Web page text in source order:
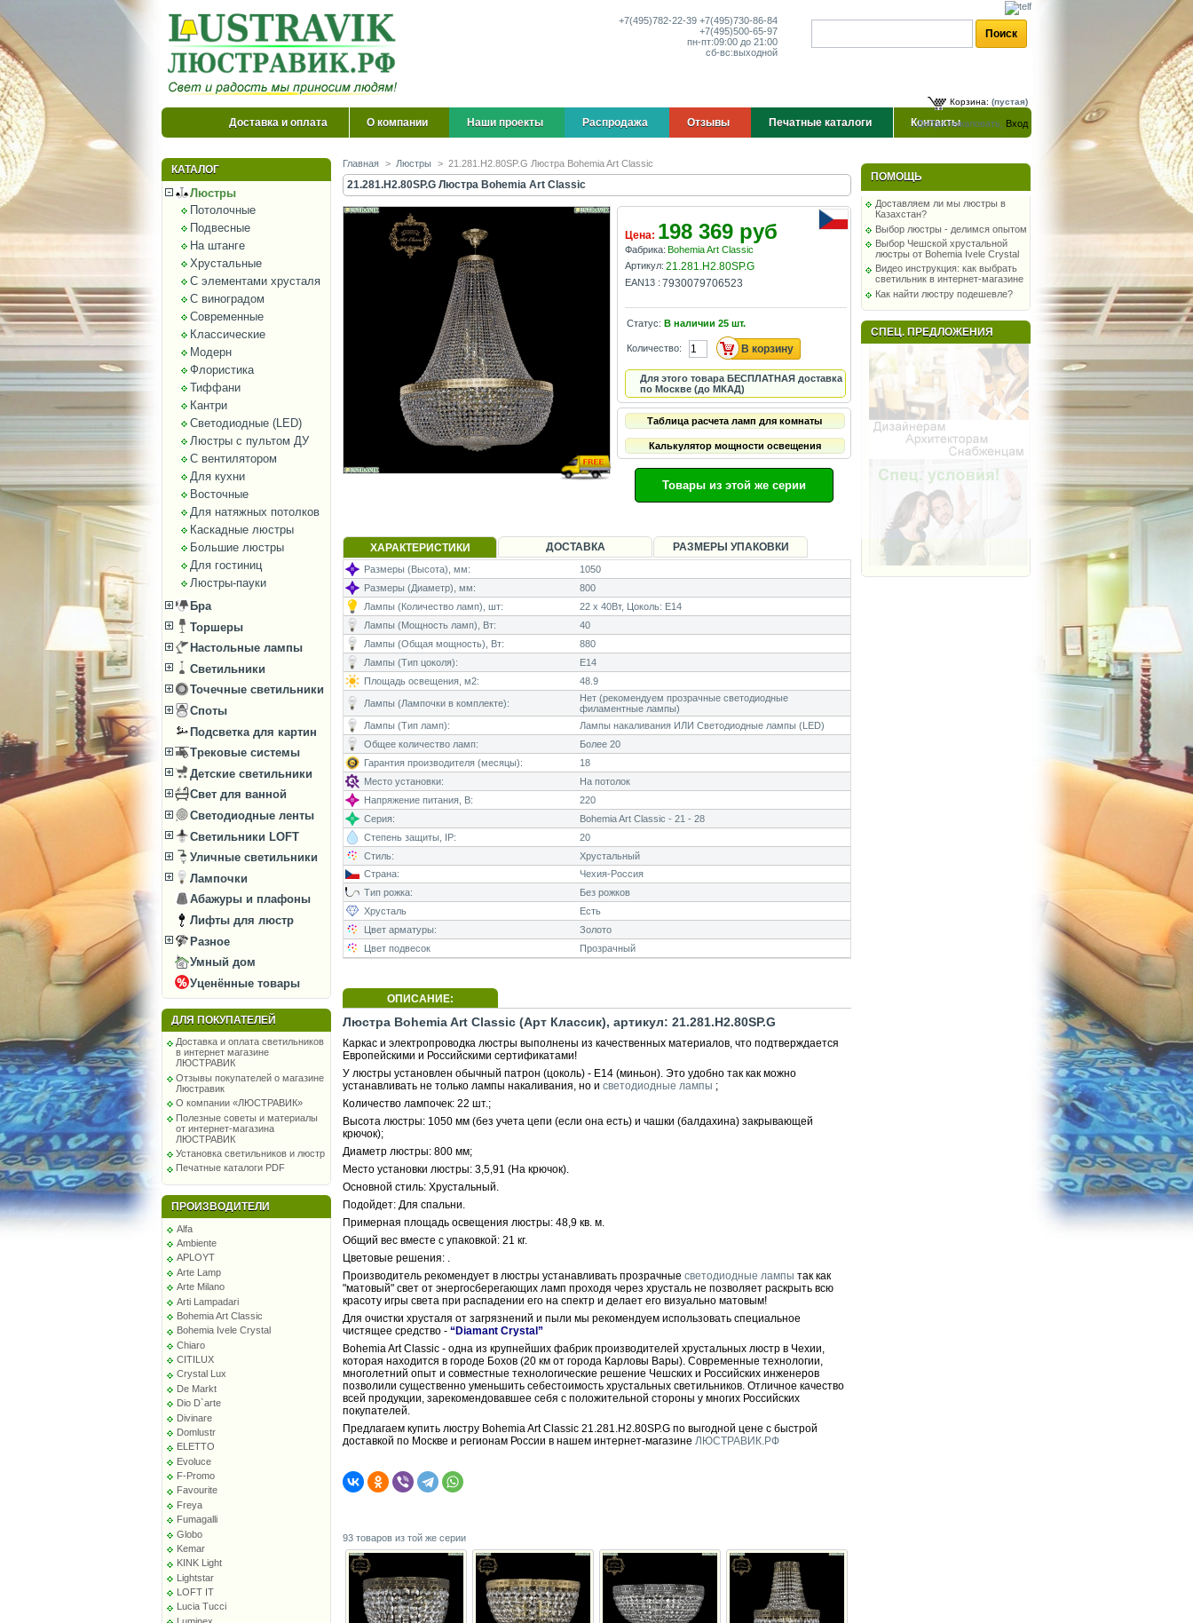
+7(495)782-22-39 +7(495)730-86-84
+7(495)500-65-97
пн-пт:09:00 до 21:00
сб-вс:выходной
Корзина: (пустая)
Добро пожаловать, Вход
Доставка и оплата О компании Наши проекты Распродажа Отзывы Печатные каталоги Контакты
КАТАЛОГ
Люстры
Потолочные
Подвесные
На штанге
Хрустальные
С элементами хрусталя
С виноградом
Современные
Классические
Модерн
Флористика
Тиффани
Кантри
Светодиодные (LED)
Люстры с пультом ДУ
С вентилятором
Для кухни
Восточные
Для натяжных потолков
Каскадные люстры
Большие люстры
Для гостиниц
Люстры-пауки
Бра
Торшеры
Настольные лампы
Светильники
Точечные светильники
Споты
Подсветка для картин
Трековые системы
Детские светильники
Свет для ванной
Светодиодные ленты
Светильники LOFT
Уличные светильники
Лампочки
Абажуры и плафоны
Лифты для люстр
Разное
Умный дом
Уценённые товары
ДЛЯ ПОКУПАТЕЛЕЙ
Доставка и оплата светильников
в интернет магазине
ЛЮСТРАВИК
Отзывы покупателей о магазине
Люстравик
О компании «ЛЮСТРАВИК»
Полезные советы и материалы
от интернет-магазина
ЛЮСТРАВИК
Установка светильников и люстр
Печатные каталоги PDF
ПРОИЗВОДИТЕЛИ
Alfa
Ambiente
APLOYT
Arte Lamp
Arte Milano
Arti Lampadari
Bohemia Art Classic
Bohemia Ivele Crystal
Chiaro
CITILUX
Crystal Lux
De Markt
Dio D`arte
Divinare
Domlustr
ELETTO
Evoluce
F-Promo
Favourite
Freya
Fumagalli
Globo
Kemar
KINK Light
Lightstar
LOFT IT
Lucia Tucci
Главная > Люстры > 21.281.H2.80SP.G Люстра Bohemia Art Classic
21.281.H2.80SP.G Люстра Bohemia Art Classic
Цена: 198 369 руб
Фабрика: Bohemia Art Classic
Артикул: 21.281.H2.80SP.G
EAN13 : 7930079706523
Статус: В наличии 25 шт.
Количество:
Для этого товара БЕСПЛАТНАЯ доставка
по Москве (до МКАД)
Таблица расчета ламп для комнаты
Калькулятор мощности освещения
Товары из этой же серии
ХАРАКТЕРИСТИКИ ДОСТАВКА РАЗМЕРЫ УПАКОВКИ
Размеры (Высота), мм:
1050
Размеры (Диаметр), мм:
800
Лампы (Количество ламп), шт:
22 x 40Вт, Цоколь: E14
Лампы (Мощность ламп), Вт:
40
Лампы (Общая мощность), Вт:
880
Лампы (Тип цоколя):
E14
Площадь освещения, м2:
48.9
Лампы (Лампочки в комплекте):
Нет (рекомендуем прозрачные светодиодные
филаментные лампы)
Лампы (Тип ламп):
Лампы накаливания ИЛИ Светодиодные лампы (LED)
Общее количество ламп:
Более 20
Гарантия производителя (месяцы):
18
Место установки:
На потолок
Напряжение питания, В:
220
Серия:
Bohemia Art Classic - 21 - 28
Степень защиты, IP:
20
Стиль:
Хрустальный
Страна:
Чехия-Россия
Тип рожка:
Без рожков
Хрусталь
Есть
Цвет арматуры:
Золото
Цвет подвесок
Прозрачный
ОПИСАНИЕ:
Люстра Bohemia Art Classic (Арт Классик), артикул: 21.281.H2.80SP.G
Каркас и электропроводка люстры выполнены из качественных материалов, что подтверждается
Европейскими и Российскими сертификатами!
У люстры установлен обычный патрон (цоколь) - E14 (миньон). Это удобно так как можно
устанавливать не только лампы накаливания, но и светодиодные лампы ;
Количество лампочек: 22 шт.;
Высота люстры: 1050 мм (без учета цепи (если она есть) и чашки (балдахина) закрывающей
крючок);
Диаметр люстры: 800 мм;
Место установки люстры: 3,5,91 (На крючок).
Основной стиль: Хрустальный.
Подойдет: Для спальни.
Примерная площадь освещения люстры: 48,9 кв. м.
Общий вес вместе с упаковкой: 21 кг.
Цветовые решения: .
Производитель рекомендует в люстры устанавливать прозрачные светодиодные лампы так как
"матовый" свет от энергосберегающих ламп проходя через хрусталь не позволяет раскрыть всю
красоту игры света при распадении его на спектр и делает его визуально матовым!
Для очистки хрусталя от загрязнений и пыли мы рекомендуем использовать специальное
чистящее средство - “Diamant Crystal”
Bohemia Art Classic - одна из крупнейших фабрик производителей хрустальных люстр в Чехии,
которая находится в городе Бохов (20 км от города Карловы Вары). Современные технологии,
многолетний опыт и совместные технологические решение Чешских и Российских инженеров
позволили существенно уменьшить себестоимость хрустальных светильников. Отличное качество
всей продукции, зарекомендовавшее себя с положительной стороны у многих Российских
покупателей.
Предлагаем купить люстру Bohemia Art Classic 21.281.H2.80SP.G по выгодной цене с быстрой
доставкой по Москве и регионам России в нашем интернет-магазине ЛЮСТРАВИК.РФ
93 товаров из той же серии
ПОМОЩЬ
Доставляем ли мы люстры в
Казахстан?
Выбор люстры - делимся опытом
Выбор Чешской хрустальной
люстры от Bohemia Ivele Crystal
Видео инструкция: как выбрать
светильник в интернет-магазине
Как найти люстру подешевле?
СПЕЦ. ПРЕДЛОЖЕНИЯ